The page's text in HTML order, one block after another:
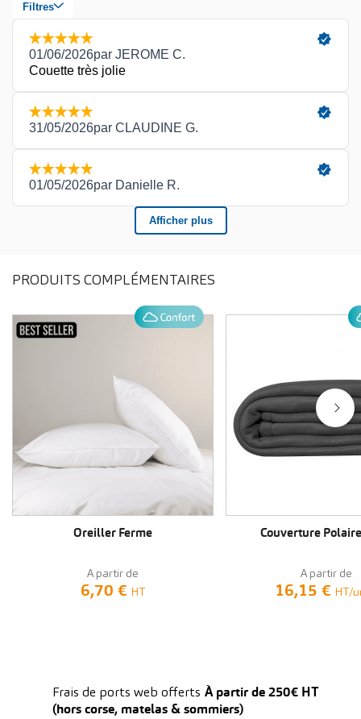
PRODUITS COMPLÉMENTAIRES
VOIR LE PRODUIT
Oreiller Ferme
A partir de
6,70 € HT
VOIR LE
Couverture
A partir de
16,15 € HT/
Frais de ports web offerts À partir de 250€ HT
(hors corse, matelas & sommiers)